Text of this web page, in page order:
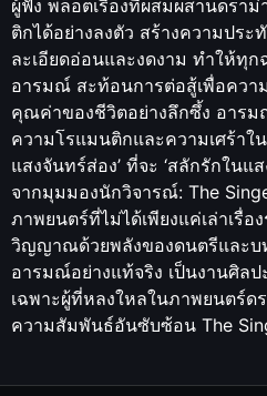
ผู้ฟัง พล็อตเรื่องที่ผสมผสานดรา
ติกได้อย่างลงตัว สร้างความประ
ละเอียดอ่อนและงดงาม ทำให้ทุก
อารมณ์ สะท้อนการต่อสู้เพื่อควา
คุณค่าของชีวิตอย่างลึกซึ้ง อารม
ความโรแมนติกและความเศร้าใ
แสงจันทร์ส่อง’ ที่จะ ‘สลักรักในแ
จากมุมมองนักวิจารณ์: The
ภาพยนตร์ที่ไม่ได้เพียงแค่เล่าเรื่อ
วิญญาณด้วยพลังของดนตรีและบ
อารมณ์อย่างแท้จริง เป็นงานศิล
เฉพาะผู้ที่หลงใหลในภาพยนตร์ด
ความสัมพันธ์อันซับซ้อน The